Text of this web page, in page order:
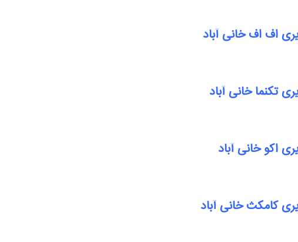
اف اف خانی آباد
تکنما خانی آباد
اکو خانی آباد
کامکث خانی آباد